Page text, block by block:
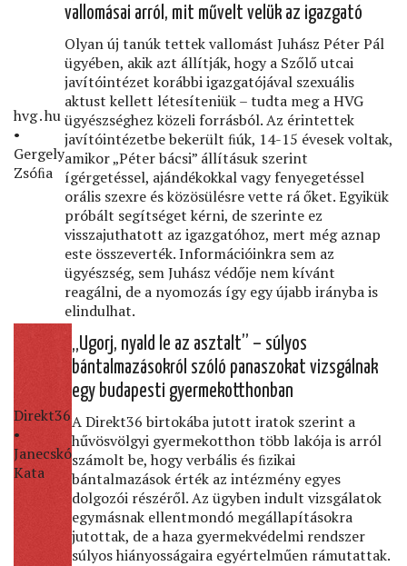
hvg․hu
•
Gergely
Zsóﬁa
vallomásai arról, mit művelt velük az igazgató
Olyan új tanúk tettek vallomást Juhász Péter Pál
ügyében, akik azt állítják, hogy a Szőlő utcai
javítóintézet korábbi igazgatójával szexuális
aktust kellett létesíteniük – tudta meg a HVG
ügyészséghez közeli forrásból. Az érintettek
javítóintézetbe bekerült ﬁúk, 14-15 évesek voltak,
amikor „Péter bácsi” állításuk szerint
ígérgetéssel, ajándékokkal vagy fenyegetéssel
orális szexre és közösülésre vette rá őket. Egyikük
próbált segítséget kérni, de szerinte ez
visszajuthatott az igazgatóhoz, mert még aznap
este összeverték. Információinkra sem az
ügyészség, sem Juhász védője nem kívánt
reagálni, de a nyomozás így egy újabb irányba is
elindulhat.
Direkt36
•
Janecskó
Kata
„Ugorj, nyald le az asztalt” – súlyos
bántalmazásokról szóló panaszokat vizsgálnak
egy budapesti gyermekotthonban
A Direkt36 birtokába jutott iratok szerint a
hűvösvölgyi gyermekotthon több lakója is arról
számolt be, hogy verbális és ﬁzikai
bántalmazások érték az intézmény egyes
dolgozói részéről. Az ügyben indult vizsgálatok
egymásnak ellentmondó megállapításokra
jutottak, de a haza gyermekvédelmi rendszer
súlyos hiányosságaira egyértelműen rámutattak.